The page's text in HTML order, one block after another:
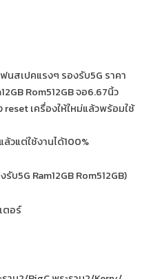
สเปคแรงๆ รองรับ5G ราคา
Rom512GB จอ6.67นิ้ว
เครื่องให้ใหม่แล้วพร้อมใช้
แต่ใช้งานได้100%
5G Ram12GB Rom512GB)
ตอร์